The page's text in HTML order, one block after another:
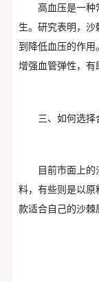
高血压是一种
生。研究表明，
到降低血压的作用
增强血管弹性，有
三、如何选择
目前市面上
料，有些则是以原
款适合自己的沙棘